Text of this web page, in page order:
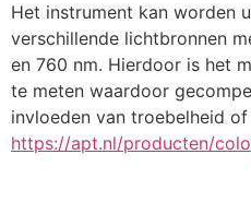
Het instrument kan worden
verschillende lichtbronnen
en 760 nm. Hierdoor is het
te meten waardoor
invloeden van troebelheid
https://apt.nl/producten/